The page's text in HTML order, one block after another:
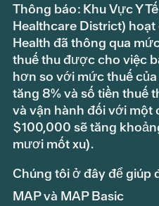
Thông báo: Khu Vực Y
Healthcare District)
Health đã thông qua
thuế thu được cho việc
hơn so với mức thuế
tăng 8% và số tiền thuế
và vận hành đối với một
$100,000 sẽ tăng
mươi mốt xu).
Chúng tôi ở đây để giúp
MAP và MAP Basic